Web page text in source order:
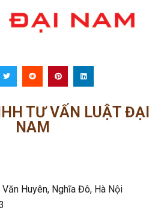
TƯ VẤN LUẬT ĐẠI
NAM
Huyên, Nghĩa Đô, Hà Nội